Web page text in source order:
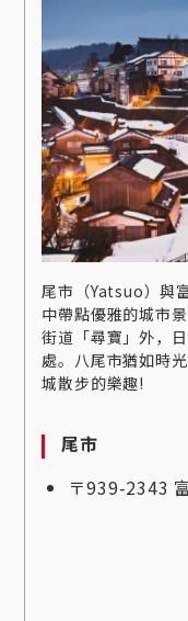
尾市（Yatsuo）與
中帶點優雅的城市
街道「尋寶」外，
處。八尾市猶如時
城散步的樂趣!
尾市
〒939-2343